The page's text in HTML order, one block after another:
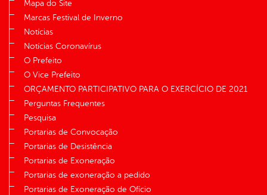
Mapa do Site
Marcas Festival de Inverno
Notícias
Notícias Coronavírus
O Prefeito
O Vice Prefeito
ORÇAMENTO PARTICIPATIVO PARA O EXERCÍCIO DE 2021
Perguntas Frequentes
Pesquisa
Portarias de Convocação
Portarias de Desistência
Portarias de Exoneração
Portarias de exoneração a pedido
Portarias de Exoneração de Ofício